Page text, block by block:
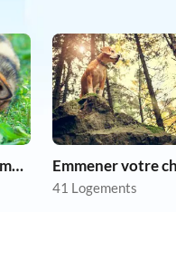
Emmener votre animal en vacances
41 Logements